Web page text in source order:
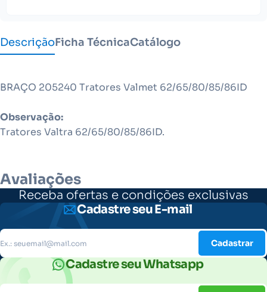
DescriçãoFicha TécnicaCatálogo
BRAÇO 205240 Tratores Valmet 62/65/80/85/86ID
Observação:
Tratores Valtra 62/65/80/85/86ID.
Avaliações
Receba ofertas e condições exclusivas
Cadastre seu E-mail
Cadastrar
Cadastre seu Whatsapp